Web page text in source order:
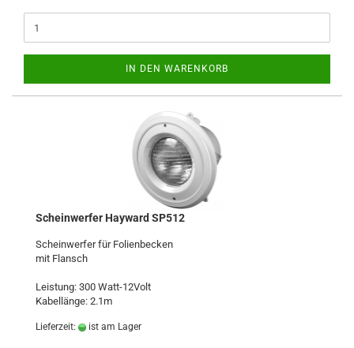
IN DEN WARENKORB
Scheinwerfer Hayward SP512
Scheinwerfer für Folienbecken
mit Flansch
Leistung: 300 Watt-12Volt
Kabellänge: 2.1m
Lieferzeit: ist am Lager